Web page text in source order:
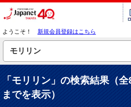
ようこそ！ 新規会員登録はこちら
「モリリン」の検索結果（
までを表示）